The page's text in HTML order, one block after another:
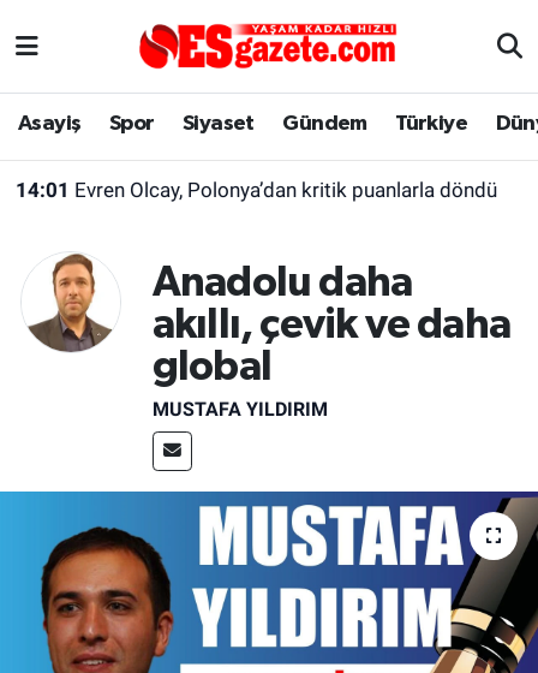
Asayiş Spor Siyaset Gündem Türkiye
14:01 Evren Olcay, Polonya’dan kritik puanlarla döndü
Anadolu daha
akıllı, çevik ve daha
global
MUSTAFA YILDIRIM
Asayiş
Gündem
Türkiye
Alış-Veriş/İş dünyası
Yaşam
Eskişehirspor Arşivi
Eskişehir Arşivi
Kültür Sanat
Politika
Bilecik
Eskişehir Nöbetçi Eczaneler
Süper Lig Puan Durumu ve Fikstür
Tüm Manşetler
Son Dakika Haberleri
Haber Arşivi